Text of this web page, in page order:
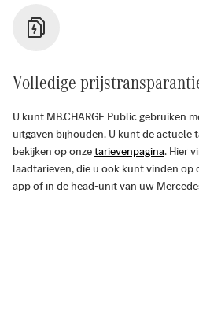
Volledige
U kunt MB.CHARGE Public gebruiken
uitgaven bijhouden. U kunt de actuele
bekijken op onzetarievenpagina. Hier
laadtarieven, die u ook kunt vinden op
app of in de head-unit van uw